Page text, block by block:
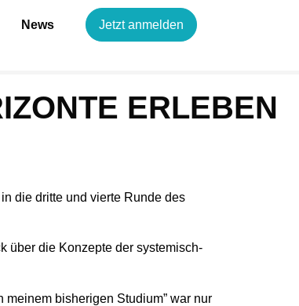
News Jetzt anmelden
ERLEBEN
die dritte und vierte Runde des
über die Konzepte der systemisch-
bisherigen Studium” war nur